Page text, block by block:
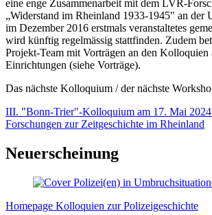
eine enge Zusammenarbeit mit dem LVR-
„Widerstand im Rheinland 1933-1945" an der
im Dezember 2016 erstmals veranstaltetes
wird künftig regelmässig stattfinden. Zudem
Projekt-Team mit Vorträgen an den Kolloquien
Einrichtungen (siehe Vorträge).
Das nächste Kolloquium / der nächste
III. "Bonn-Trier"-Kolloquium am 17. Mai
Forschungen zur Zeitgeschichte im Rheinland
Neuerscheinung
Homepage Kolloquien zur Polizeigeschichte